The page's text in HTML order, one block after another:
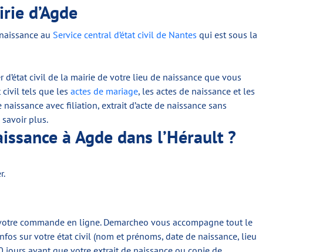
d’Agde
au Service central d’état civil de Nantes qui est sous la
d’état civil de la mairie de votre lieu de naissance que vous
civil tels que les actes de mariage, les actes de naissance et les
avec filiation, extrait d’acte de naissance sans
plus.
à Agde dans l’Hérault ?
commande en ligne. Demarcheo vous accompagne tout le
sur votre état civil (nom et prénoms, date de naissance, lieu